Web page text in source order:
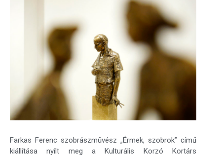
Farkas Ferenc szobrászművész „Érmek, szobrok” című
kiállítása nyílt meg a Kulturális Korzó Kortárs